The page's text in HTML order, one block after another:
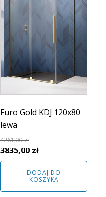
Furo Gold KDJ 120x80
lewa
4261,00zł
Pierwotna
cena
wynosiła:
4261,00 zł.
3835,00 złAktualna
cena
wynosi:
DODAJ DO
KOSZYKA